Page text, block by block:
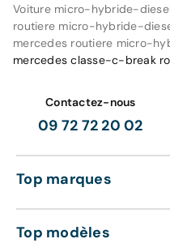
Voiture micro-hybride-diesel
routiere micro-hybride-
mercedes routiere micro-
mercedes classe-c-break
Contactez-nous
09 72 72 20 02
Top marques
Top modèles